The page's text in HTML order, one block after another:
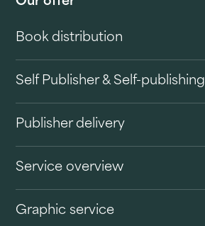
Book distribution
Self Publisher & Self-publishing
Publisher delivery
Service overview
Graphic service